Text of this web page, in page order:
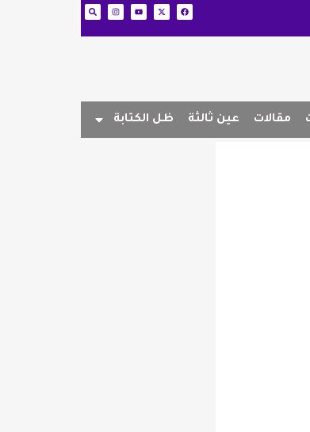
مقالات عين ثالثة ظل الكتابة